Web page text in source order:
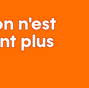
n'est
plus